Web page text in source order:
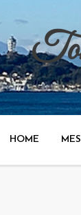
HOME